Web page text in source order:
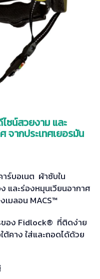
ซน์สวยงาม และ
จากประเทศเยอรมัน
ร์บอเนต ผ้าซับใน
และร่องหมุนเวียนอากาศ
เมลอน MACS™
ของ Fidlock® ที่ติดง่าย
ต้คาง ใส่และถอดได้ด้วย